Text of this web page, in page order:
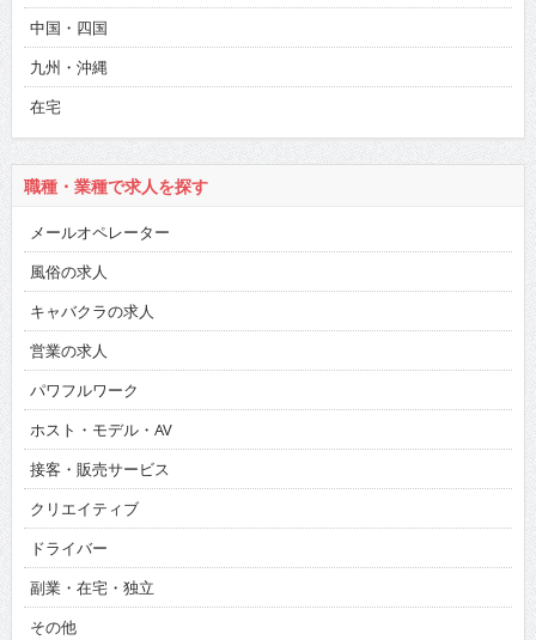
中国・四国
九州・沖縄
在宅
職種・業種で求人を探す
メールオペレーター
風俗の求人
キャバクラの求人
営業の求人
パワフルワーク
ホスト・モデル・AV
接客・販売サービス
クリエイティブ
ドライバー
副業・在宅・独立
その他